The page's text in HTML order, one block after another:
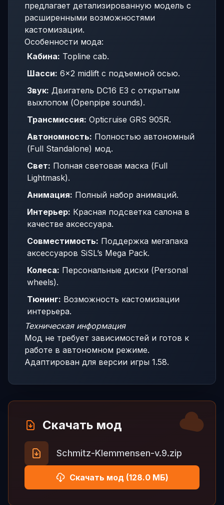
предлагает детализированную модель с
расширенными возможностями
кастомизации.
Особенности мода:
Кабина: Topline cab.
Шасси: 6×2 midlift с подъемной осью.
Звук: Двигатель DC16 E3 с открытым
выхлопом (Openpipe sounds).
Трансмиссия: Opticruise GRS 905R.
Автономность: Полностью автономный
(Full Standalone) мод.
Свет: Полная световая маска (Full
Lightmask).
Анимация: Полный набор анимаций.
Интерьер: Красная подсветка салона в
качестве аксессуара.
Совместимость: Поддержка мегапака
аксессуаров SiSL’s Mega Pack.
Колеса: Персональные диски (Personal
wheels).
Тюнинг: Возможность кастомизации
интерьера.
Техническая информация
Мод не требует зависимостей и готов к
работе в автономном режиме.
Адаптирован для версии игры 1.58.
Скачать мод
Schmitz-Klemmensen-v.9.zip
Скачать мод (128.0 МБ)